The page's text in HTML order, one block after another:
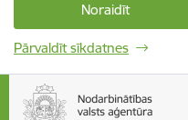
Noraidīt
Pārvaldīt sīkdatnes